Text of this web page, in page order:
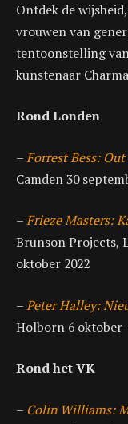
Ontdek de
vrouwen van
tentoonstelling
kunstenaar
Rond Londen
–Forrest Bess:
Camden 30
–Frieze Masters:
Brunson Projects,
oktober 2022
–Peter Halley:
Holborn 6 oktober
Rond het VK
– Colin Williams: